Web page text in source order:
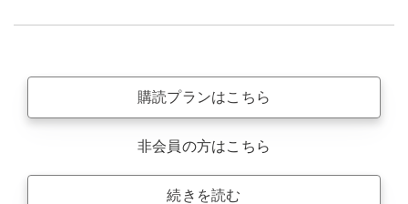
購読プランはこちら
非会員の方はこちら
続きを読む